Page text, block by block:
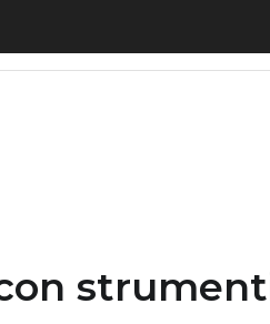
strumenti di